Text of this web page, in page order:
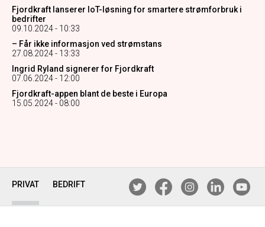
Fjordkraft lanserer IoT-løsning for smartere strømforbruk i
bedrifter
09.10.2024 - 10:33
– Får ikke informasjon ved strømstans
27.08.2024 - 13:33
Ingrid Ryland signerer for Fjordkraft
07.06.2024 - 12:00
Fjordkraft-appen blant de beste i Europa
15.05.2024 - 08:00
PRIVAT BEDRIFT